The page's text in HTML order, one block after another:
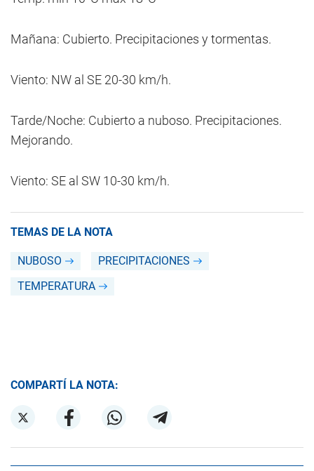
Mañana: Cubierto. Precipitaciones y tormentas.
Viento: NW al SE 20-30 km/h.
Tarde/Noche: Cubierto a nuboso. Precipitaciones.
Mejorando.
Viento: SE al SW 10-30 km/h.
TEMAS DE LA NOTA
NUBOSO
PRECIPITACIONES
TEMPERATURA
COMPARTÍ LA NOTA: